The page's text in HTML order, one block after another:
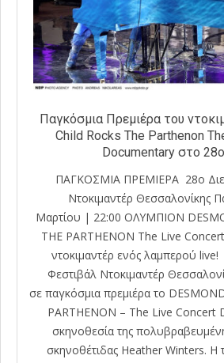
Παγκόσμια Πρεμιέρα του
Child Rocks The Parthenon
Documentary στο
ΠΑΓΚΟΣΜΙΑ ΠΡΕΜΙΕΡΑ 28o
Ντοκιμαντέρ Θεσσαλονίκης
Μαρτίου | 22:00 ΟΛΥΜΠΙΟΝ
THE PARTHENON The Live
ντοκιμαντέρ ενός λαμπερού
Φεστιβάλ Ντοκιμαντέρ
σε παγκόσμια πρεμιέρα το
PARTHENON – The Live Concert
σκηνοθεσία της
σκηνοθέτιδας Heather Winters. Η